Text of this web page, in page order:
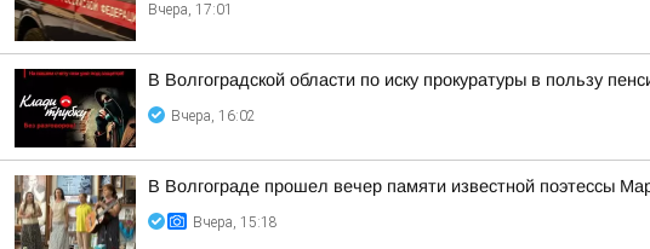
Вчера, 17:01
В Волгоградской области по иску прокуратуры в пользу
Вчера, 16:02
В Волгограде прошел вечер памяти известной поэтессы
Вчера, 15:18